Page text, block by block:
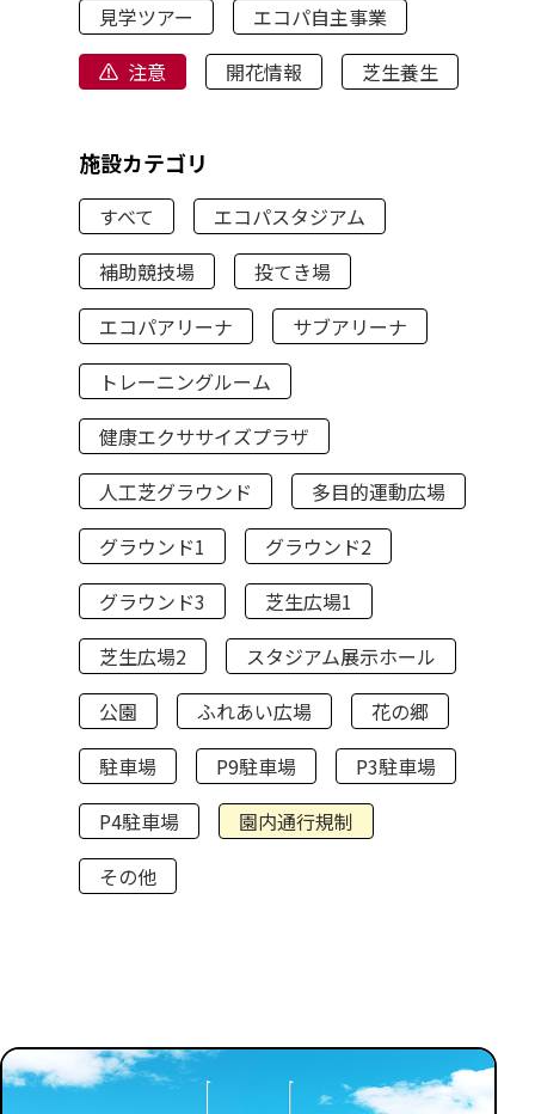
見学ツアー
エコパ自主事業
注意
開花情報 芝生養生
施設カテゴリ
すべて
エコパスタジアム
補助競技場
投てき場
エコパアリーナ
サブアリーナ
トレーニングルーム
健康エクササイズプラザ
人工芝グラウンド
多目的運動広場
グラウンド1
グラウンド2
グラウンド3
芝生広場1
芝生広場2
スタジアム展示ホール
公園
ふれあい広場
花の郷
駐車場
P9駐車場
P3駐車場
P4駐車場
園内通行規制
その他